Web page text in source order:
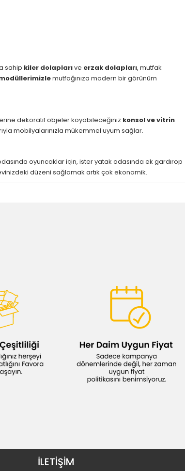
sahip kiler dolaplarıve erzak dolapları, mutfak
mutfağınıza modern bir görünüm
dekoratif objeler koyabileceğiniz konsol ve vitrin
mobilyalarınızla mükemmel uyum sağlar.
oyuncaklar için, ister yatak odasında ek gardırop
düzeni sağlamak artık çok ekonomik.
İLETİŞİM